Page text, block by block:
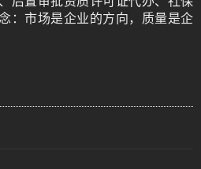
：市场是企业的方向，质量是企